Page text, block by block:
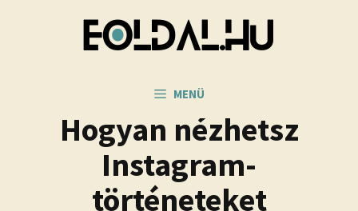
MENÜ
Hogyan nézhetsz
Instagram-
történeteket